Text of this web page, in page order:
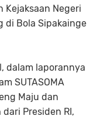
Kejaksaan Negeri
di Bola Sipakainge
dalam laporannya
SUTASOMA
Maju dan
Presiden RI,